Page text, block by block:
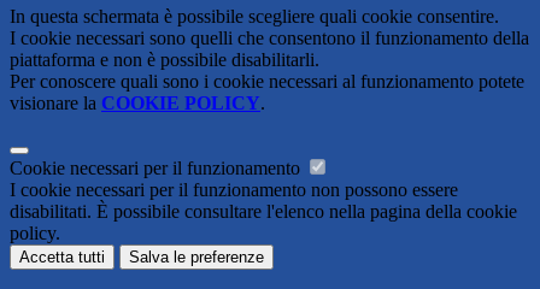
In questa schermata è possibile scegliere quali cookie consentire.
I cookie necessari sono quelli che consentono il funzionamento della
piattaforma e non è possibile disabilitarli.
Per conoscere quali sono i cookie necessari al funzionamento potete
visionare la COOKIE POLICY.
Cookie necessari per il funzionamento
I cookie necessari per il funzionamento non possono essere
disabilitati. È possibile consultare l'elenco nella pagina della cookie
policy.
Accetta tutti Salva le preferenze